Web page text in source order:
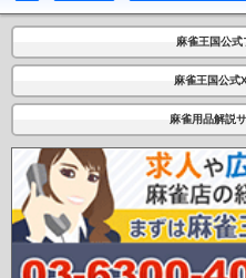
麻雀王国公式
麻雀王国公
麻雀用品解説